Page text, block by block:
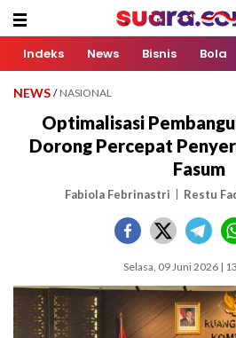
Indeks News Bisnis Bola
NEWS / NASIONAL
Optimalisasi
Dorong Percepat
Fasum
Fabiola Febrinastri Restu
Selasa, 09 Juni 2026 |